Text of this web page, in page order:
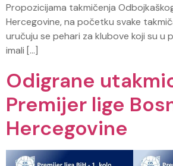
Propozicijama takmičenja
Hercegovine, na početku svake
uručuju se pehari za klubove koji su u
imali […]
Odigrane
Premijer lige
Hercegovine